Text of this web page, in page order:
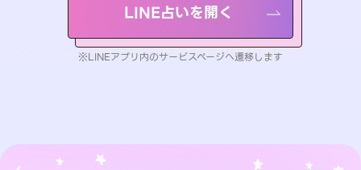
LINE占いを開く
※LINEアプリ内のサービスページへ遷移します